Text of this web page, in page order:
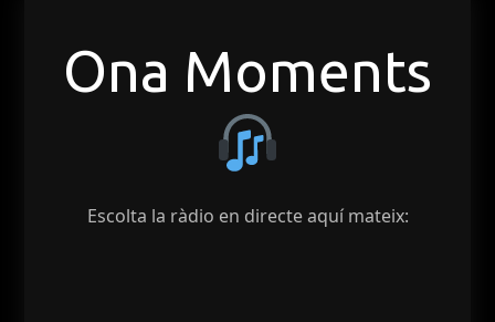
Ona Moments
Escolta la ràdio en directe aquí mateix: